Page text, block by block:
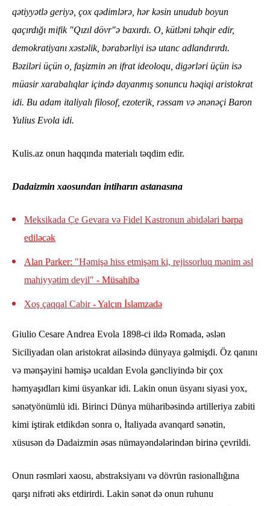
qətiyyətlə geriyə, çox qədimlərə, hər kəsin unudub boyun
qaçırdığı mifik "Qızıl dövr"ə baxırdı. O, kütləni təhqir edir,
demokratiyanı xəstəlik, bərabərliyi isə utanc adlandırırdı.
Bəziləri üçün o, faşizmin ən ifrat ideoloqu, digərləri üçün isə
müasir xarabalıqlar içində dayanmış sonuncu həqiqi aristokrat
idi. Bu adam italiyalı filosof, ezoterik, rəssam və ənənəçi Baron
Yulius Evola idi.
Kulis.az onun haqqında materialı təqdim edir.
Dadaizmin xaosundan intiharın astanasına
Meksikada Çe Gevara və Fidel Kastronun abidələri bərpa
ediləcək
Alan Parker: "Həmişə hiss etmişəm ki, rejissorluq mənim əsl
mahiyyətim deyil" - Müsahibə
Xoş çaqqal Cabir- Yalçın İslamzadə
Giulio Cesare Andrea Evola 1898-ci ildə Romada, əslən
Siciliyadan olan aristokrat ailəsində dünyaya gəlmişdi. Öz qanını
və mənşəyini həmişə ucaldan Evola gəncliyində bir çox
həmyaşıdları kimi üsyankar idi. Lakin onun üsyanı siyasi yox,
sənətyönümlü idi. Birinci Dünya müharibəsində artilleriya zabiti
kimi iştirak etdikdən sonra o, İtaliyada avanqard sənətin,
xüsusən də Dadaizmin əsas nümayəndələrindən birinə çevrildi.
Onun rəsmləri xaosu, abstraksiyanı və dövrün rasionallığına
qarşı nifrəti əks etdirirdi. Lakin sənət də onun ruhunu